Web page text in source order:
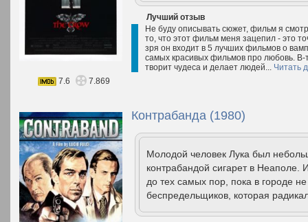
Лучший отзыв
Не буду описывать сюжет, фильм я
то, что этот фильм меня зацепил - это
зря он входит в 5 лучших фильмов о
самых красивых фильмов про любовь. В-
творит чудеса и делает людей... Читать
7.6
7.869
Контрабанда (1980)
Молодой человек Лука был
контрабандой сигарет в Неаполе.
до тех самых пор, пока в городе
беспредельщиков, которая